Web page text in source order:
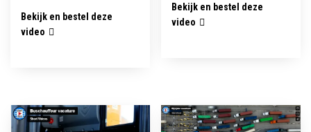
Bekijk en bestel deze
video
Bekijk en bestel deze
video